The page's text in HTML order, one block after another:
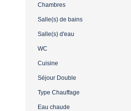
Chambres
Salle(s) de bains
Salle(s) d'eau
WC
Cuisine
Séjour Double
Type Chauffage
Eau chaude